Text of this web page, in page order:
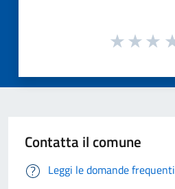
Contatta il comune
Leggi le domande frequenti